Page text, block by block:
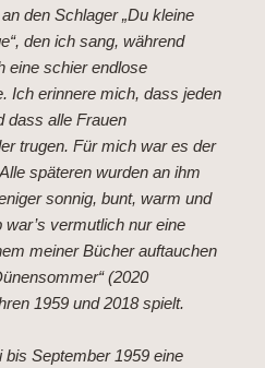
den Schlager „Du kleine
den ich sang, während
eine schier endlose
Ich erinnere mich, dass jeden
dass alle Frauen
trugen. Für mich war es der
späteren wurden an ihm
sonnig, bunt, warm und
vermutlich nur eine
meiner Bücher auftauchen
(2020
1959 und 2018 spielt.
September 1959 eine